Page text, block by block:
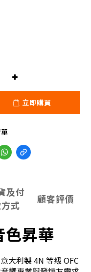
立即購買
及付
式
顧客評價
色昇華
大利製 4N 等級 OFC